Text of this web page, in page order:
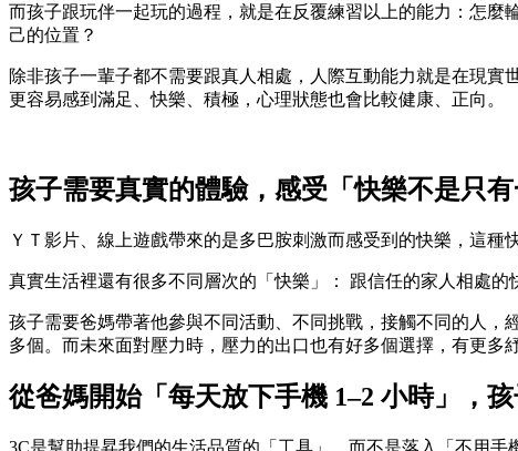
而孩子跟玩伴一起玩的過程，就是在反覆練習以上的能力：怎
己的位置？
除非孩子一輩子都不需要跟真人相處，人際互動能力就是在現
更容易感到滿足、快樂、積極，心理狀態也會比較健康、正向。
孩子需要真實的體驗，感受「快樂不是只有
ＹＴ影片、線上遊戲帶來的是多巴胺刺激而感受到的快樂，這種
真實生活裡還有很多不同層次的「快樂」： 跟信任的家人相處
孩子需要爸媽帶著他參與不同活動、不同挑戰，接觸不同的人
多個。而未來面對壓力時，壓力的出口也有好多個選擇，有更多
從爸媽開始「每天放下手機 1–2 小時」，